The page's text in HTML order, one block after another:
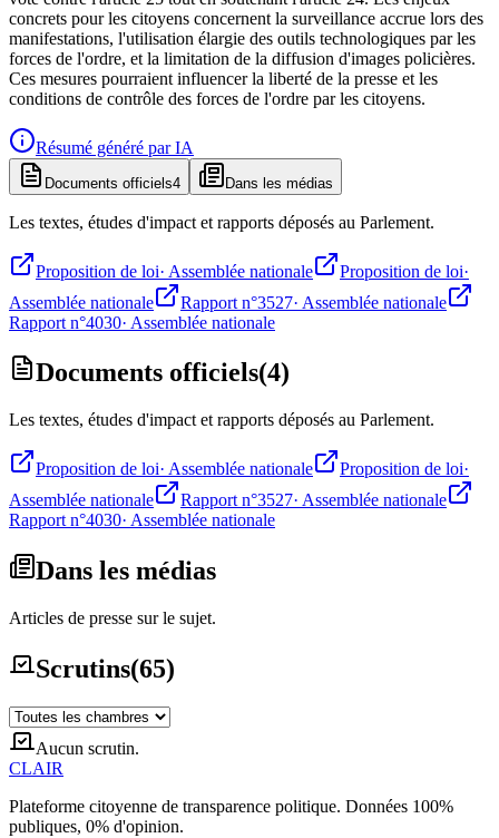
concrets pour les citoyens concernent la surveillance accrue lors des
manifestations, l'utilisation élargie des outils technologiques par les
forces de l'ordre, et la limitation de la diffusion d'images policières.
Ces mesures pourraient influencer la liberté de la presse et les
conditions de contrôle des forces de l'ordre par les citoyens.
Résumé généré par IA
Documents officiels4 Dans les médias
Les textes, études d'impact et rapports déposés au Parlement.
Proposition de loi· Assemblée nationale Proposition de loi·
Assemblée nationale
Rapport n°3527· Assemblée nationale
Rapport n°4030· Assemblée nationale
Documents officiels(4)
Les textes, études d'impact et rapports déposés au Parlement.
Proposition de loi· Assemblée nationale Proposition de loi·
Assemblée nationale
Rapport n°3527· Assemblée nationale
Rapport n°4030· Assemblée nationale
Dans les médias
Articles de presse sur le sujet.
Scrutins(65)
Aucun scrutin.
CLAIR
Plateforme citoyenne de transparence politique. Données 100%
publiques, 0% d'opinion.